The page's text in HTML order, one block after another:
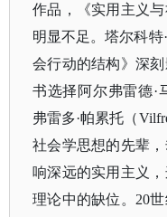
作品，《实用主义
明显不足。塔尔科特
会行动的结构》深
书选择阿尔弗雷德·
弗雷多·帕累托（
社会学思想的先辈
响深远的实用主义
理论中的缺位。20